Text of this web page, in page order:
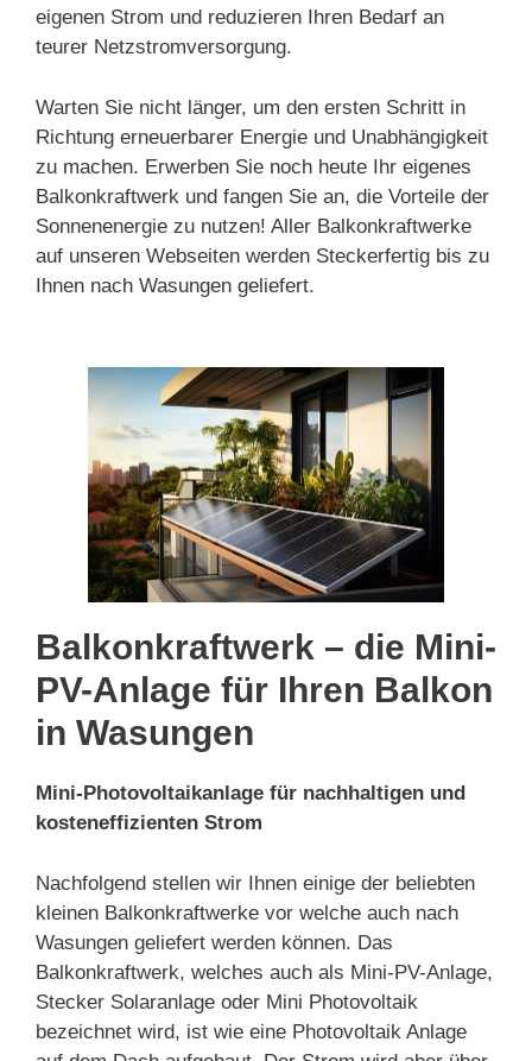
eigenen Strom und reduzieren Ihren Bedarf an
teurer Netzstromversorgung.
Warten Sie nicht länger, um den ersten Schritt in
Richtung erneuerbarer Energie und Unabhängigkeit
zu machen. Erwerben Sie noch heute Ihr eigenes
Balkonkraftwerk und fangen Sie an, die Vorteile der
Sonnenenergie zu nutzen! Aller Balkonkraftwerke
auf unseren Webseiten werden Steckerfertig bis zu
Ihnen nach Wasungen geliefert.
Balkonkraftwerk – die Mini-
PV-Anlage für Ihren Balkon
in Wasungen
Mini-Photovoltaikanlage für nachhaltigen und
kosteneffizienten Strom
Nachfolgend stellen wir Ihnen einige der beliebten
kleinen Balkonkraftwerke vor welche auch nach
Wasungen geliefert werden können. Das
Balkonkraftwerk, welches auch als Mini-PV-Anlage,
Stecker Solaranlage oder Mini Photovoltaik
bezeichnet wird, ist wie eine Photovoltaik Anlage